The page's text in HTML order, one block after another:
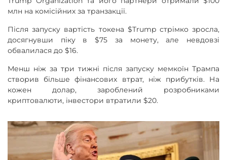
млн на комісійних за транзакції.
Після запуску вартість токена $Trump стрімко зросла,
досягнувши піку в $75 за монету, але невдовзі
обвалилася до $16.
Менш ніж за три тижні після запуску мемкоїн Трампа
створив більше фінансових втрат, ніж прибутків. На
кожен долар, зароблений розробниками
криптовалюти, інвестори втратили $20.